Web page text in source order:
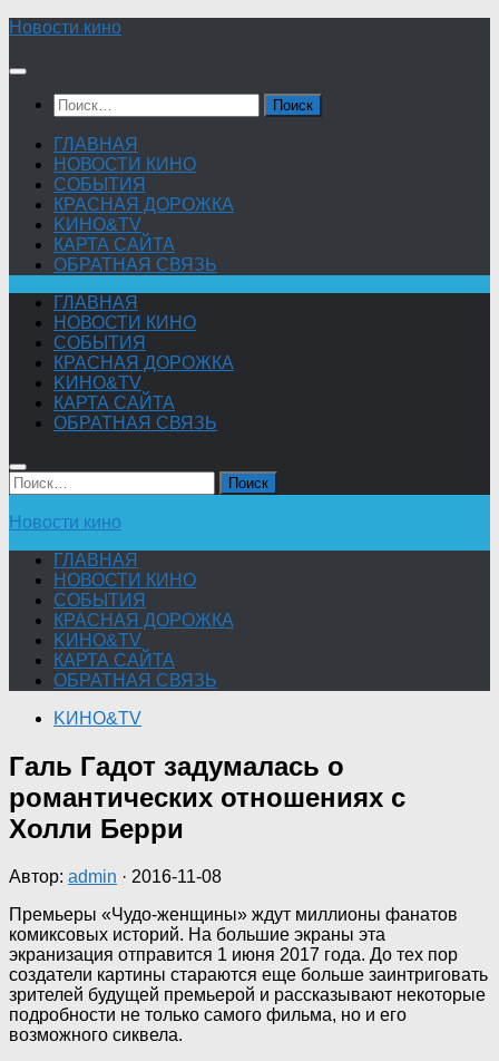
Skip
content
Новости кино
Найти:
ГЛАВНАЯ
НОВОСТИ КИНО
СОБЫТИЯ
КРАСНАЯ ДОРОЖКА
KИНО&TV
КАРТА САЙТА
ОБРАТНАЯ СВЯЗЬ
ГЛАВНАЯ
НОВОСТИ КИНО
СОБЫТИЯ
КРАСНАЯ ДОРОЖКА
KИНО&TV
КАРТА САЙТА
ОБРАТНАЯ СВЯЗЬ
Найти:
Новости кино
ГЛАВНАЯ
НОВОСТИ КИНО
СОБЫТИЯ
КРАСНАЯ ДОРОЖКА
KИНО&TV
КАРТА САЙТА
ОБРАТНАЯ СВЯЗЬ
KИНО&TV
Галь Гадот задумалась о
романтических отношениях с
Холли Берри
Автор: admin · 2016-11-08
Премьеры «Чудо-женщины» ждут миллионы фанатов
комиксовых историй. На большие экраны эта
экранизация отправится 1 июня 2017 года. До тех пор
создатели картины стараются еще больше заинтриговать
зрителей будущей премьерой и рассказывают некоторые
подробности не только самого фильма, но и его
возможного сиквела.